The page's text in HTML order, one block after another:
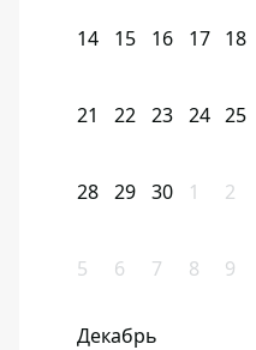
14 15 16 17 18
21 22 23 24 25
28 29 30 1 2
5 6 7 8 9
Декабрь